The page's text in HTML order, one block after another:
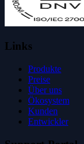
Links
Produkte
Preise
Über uns
Ökosystem
Kunden
Entwickler